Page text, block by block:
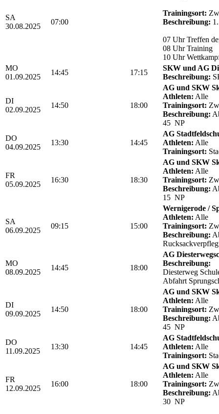
SA
30.08.2025
07:00
Trainingsort:
Beschreibung:
07 Uhr Treffen
08 Uhr Training
10 Uhr
MO
01.09.2025
14:45 17:15
SKW und AG
Beschreibung:
DI
02.09.2025
14:50 18:00
AG und SKW
Athleten: Alle
Trainingsort:
Beschreibung:
45 NP
DO
04.09.2025
13:30 14:45
AG
Athleten: Alle
Trainingsort:
FR
05.09.2025
16:30 18:30
AG und SKW
Athleten: Alle
Trainingsort:
Beschreibung:
15 NP
SA
06.09.2025
09:15 15:00
Wernigerode /
Athleten: Alle
Trainingsort:
Beschreibung:
MO
08.09.2025
14:45 18:00
AG
Beschreibung:
Diesterweg
Abfahrt
DI
09.09.2025
14:50 18:00
AG und SKW
Athleten: Alle
Trainingsort:
Beschreibung:
45 NP
DO
11.09.2025
13:30 14:45
AG
Athleten: Alle
Trainingsort:
FR
12.09.2025
16:00 18:00
AG und SKW
Athleten: Alle
Trainingsort:
Beschreibung:
30 NP